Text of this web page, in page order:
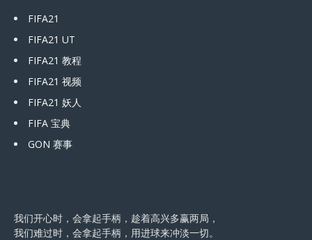
FIFA21
FIFA21 UT
FIFA21 教程
FIFA21 视频
FIFA21 妖人
FIFA 宝典
GON 赛事
我们开心时，会拿起手柄，趁着高兴多赢两局，
我们难过时，会拿起手柄，用进球来冲淡一切。